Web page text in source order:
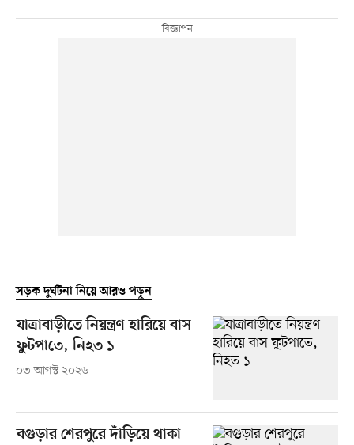
সড়ক দুর্ঘটনা নিয়ে আরও পড়ুন
যাত্রাবাড়ীতে নিয়ন্ত্রণ হারিয়ে বাস
ফুটপাতে, নিহত ১
০৩ আগস্ট ২০২৬
বগুড়ার শেরপুরে দাঁড়িয়ে থাকা